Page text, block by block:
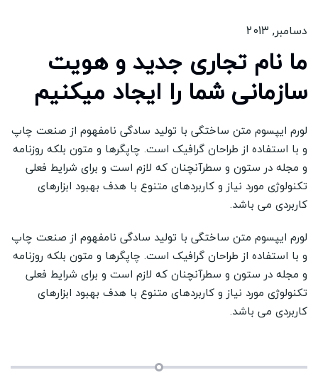
دسامبر, 2013
ما نام تجاری جدید و هویت
سازمانی شما را ایجاد میکنیم
لورم ایپسوم متن ساختگی با تولید سادگی نامفهوم از صنعت
و با استفاده از طراحان گرافیک است. چاپگرها و متون بلکه
و مجله در ستون و سطرآنچنان که لازم است و برای شرایط فعلی
تکنولوژی مورد نیاز و کاربردهای متنوع با هدف بهبود ابزارهای
کاربردی می باشد.
لورم ایپسوم متن ساختگی با تولید سادگی نامفهوم از صنعت
و با استفاده از طراحان گرافیک است. چاپگرها و متون بلکه
و مجله در ستون و سطرآنچنان که لازم است و برای شرایط فعلی
تکنولوژی مورد نیاز و کاربردهای متنوع با هدف بهبود ابزارهای
کاربردی می باشد.
چاپ
چاپ